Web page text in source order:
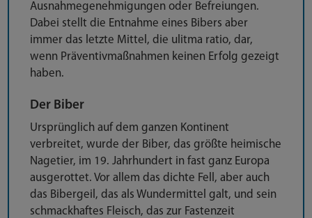
Ausnahmegenehmigungen oder Befreiungen.
Dabei stellt die Entnahme eines Bibers aber
immer das letzte Mittel, die ulitma ratio, dar,
wenn Präventivmaßnahmen keinen Erfolg gezeigt
haben.
Der Biber
Ursprünglich auf dem ganzen Kontinent
verbreitet, wurde der Biber, das größte heimische
Nagetier, im 19. Jahrhundert in fast ganz Europa
ausgerottet. Vor allem das dichte Fell, aber auch
das Bibergeil, das als Wundermittel galt, und sein
schmackhaftes Fleisch, das zur Fastenzeit